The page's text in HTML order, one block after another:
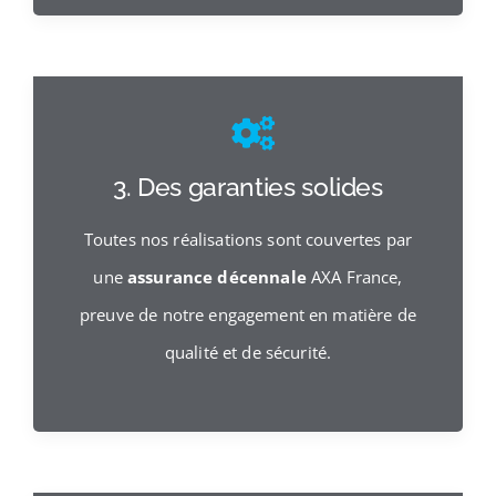
3. Des garanties solides
Toutes nos réalisations sont couvertes par
une assurance décennaleAXA France,
preuve de notre engagement en matière de
qualité et de sécurité.